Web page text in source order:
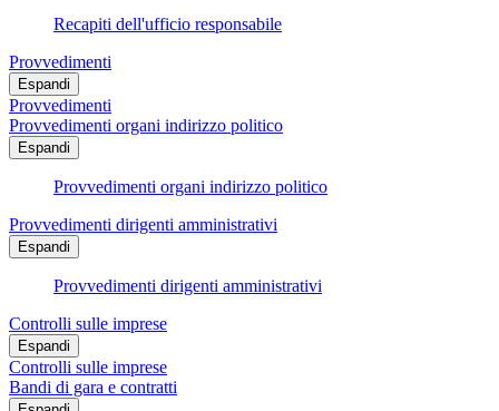
Recapiti dell'ufficio responsabile
Provvedimenti
Espandi
Provvedimenti
Provvedimenti organi indirizzo politico
Espandi
Provvedimenti organi indirizzo politico
Provvedimenti dirigenti amministrativi
Espandi
Provvedimenti dirigenti amministrativi
Controlli sulle imprese
Espandi
Controlli sulle imprese
Bandi di gara e contratti